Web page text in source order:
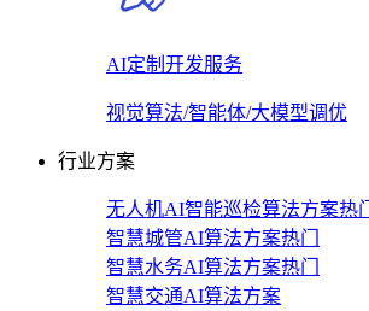
AI定制开发服务
视觉算法/智能体/大模型调优
行业方案
无人机AI智能巡检算法方案热门
智慧城管AI算法方案热门
智慧水务AI算法方案热门
智慧交通AI算法方案